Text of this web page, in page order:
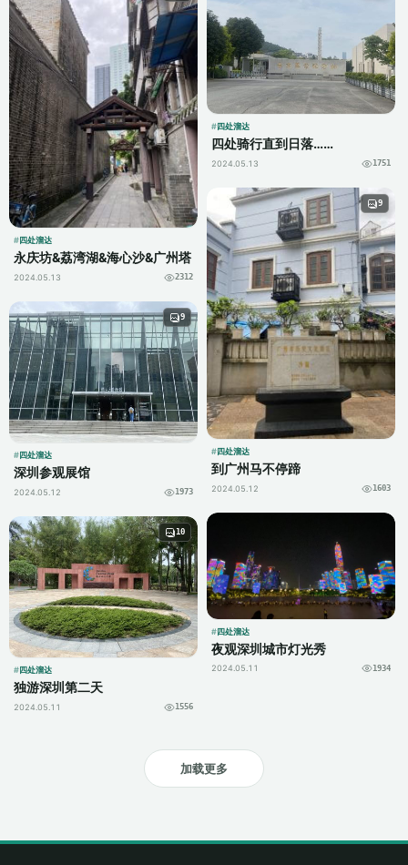
四处溜达
四处骑行直到日落……
2024.05.13 1751
四处溜达
永庆坊&荔湾湖&海心沙&广州塔
2024.05.13 2312
9
四处溜达
到广州马不停蹄
2024.05.12 1603
9
四处溜达
深圳参观展馆
2024.05.12 1973
四处溜达
夜观深圳城市灯光秀
2024.05.11 1934
10
四处溜达
独游深圳第二天
2024.05.11 1556
加载更多